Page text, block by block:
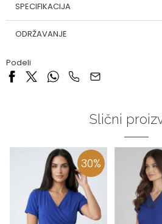
SPECIFIKACIJA
ODRŽAVANJE
Podeli
Slični
30%